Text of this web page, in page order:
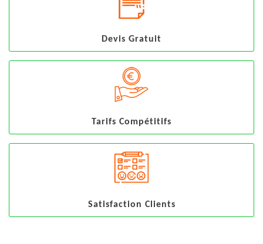
Devis Gratuit
Tarifs Compétitifs
Satisfaction Clients